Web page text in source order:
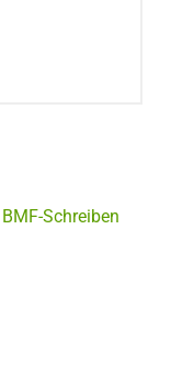
BMF-Schreiben